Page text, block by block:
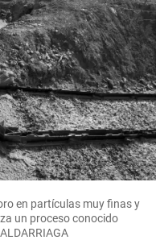
en partículas muy finas y
un proceso conocido